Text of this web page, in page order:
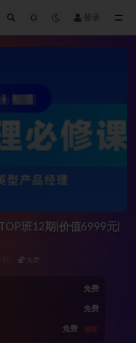
登录
班12期|价值6999元|
37 免费
免费
免费
免费 推荐